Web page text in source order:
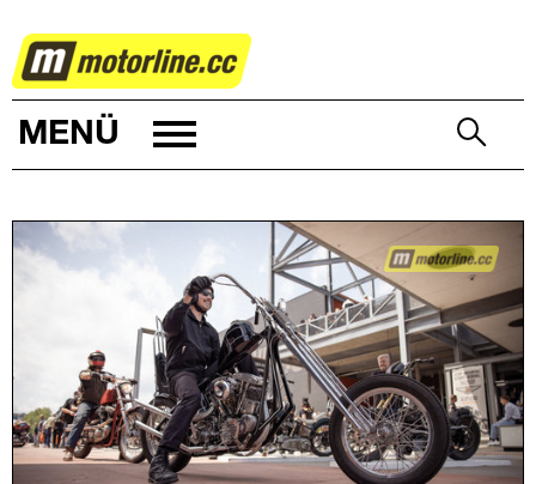
ZWEIRAD
MENÜ